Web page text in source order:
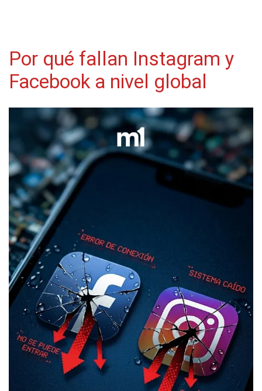
Por qué fallan Instagram y
Facebook a nivel global